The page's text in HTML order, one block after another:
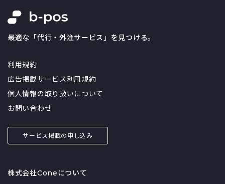
最適な「代行・外注サービス」を見つける。
利用規約
広告掲載サービス利用規約
個人情報の取り扱いについて
お問い合わせ
サービス掲載の申し込み
株式会社Coneについて